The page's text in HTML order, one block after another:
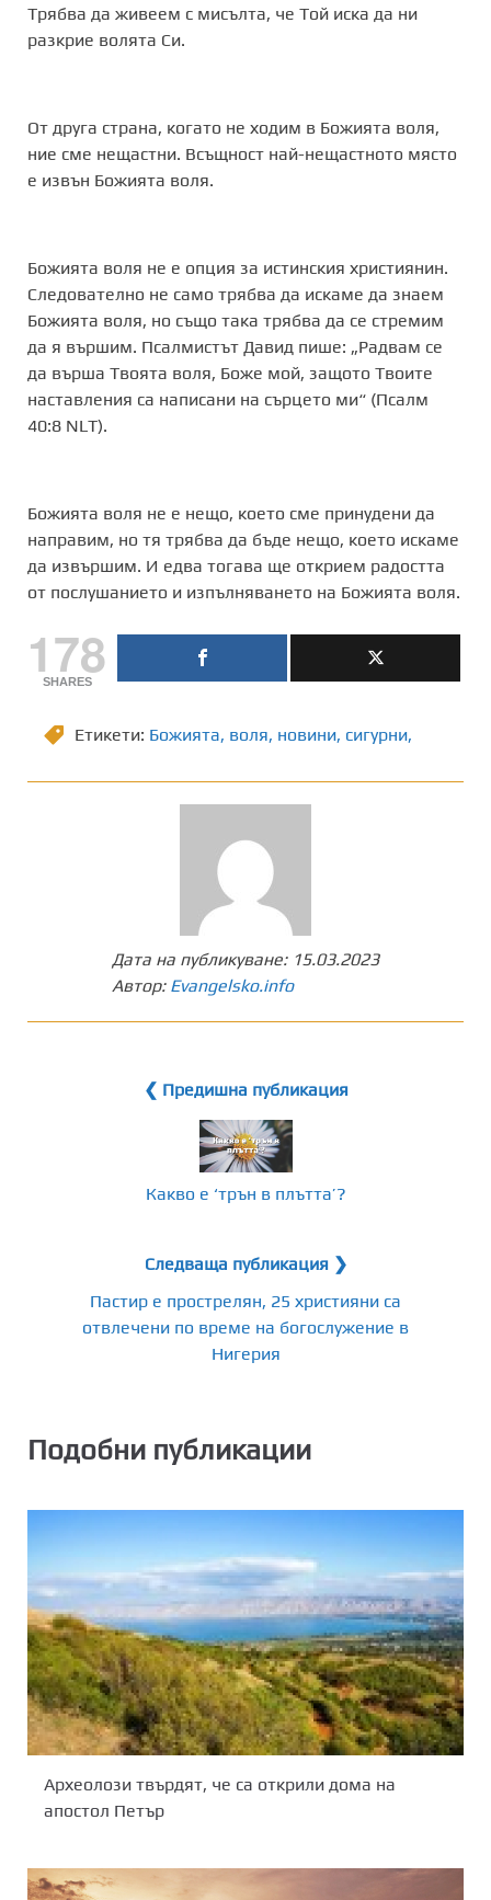
Трябва да живеем с мисълта, че Той иска да ни
разкрие волята Си.
От друга страна, когато не ходим в Божията воля,
ние сме нещастни. Всъщност най-нещастното място
е извън Божията воля.
Божията воля не е опция за истинския християнин.
Следователно не само трябва да искаме да знаем
Божията воля, но също така трябва да се стремим
да я вършим. Псалмистът Давид пише: „Радвам се
да върша Твоята воля, Боже мой, защото Твоите
наставления са написани на сърцето ми“ (Псалм
40:8 NLT).
Божията воля не е нещо, което сме принудени да
направим, но тя трябва да бъде нещо, което искаме
да извършим. И едва тогава ще открием радостта
от послушанието и изпълняването на Божията воля.
178
SHARES
Етикети: Божията, воля, новини, сигурни,
Дата на публикуване: 15.03.2023
Автор: Evangelsko.info
❮ Предишна публикация
Какво е ‘трън в плътта’?
Следваща публикация ❯
Пастир e прострелян, 25 християни са
отвлечени по време на богослужение в
Нигерия
Подобни публикации
Археолози твърдят, че са открили дома на
апостол Петър